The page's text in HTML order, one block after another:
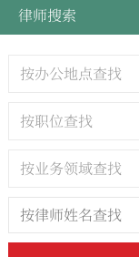
律师搜索
按办公地点查找
按职位查找
按业务领域查找